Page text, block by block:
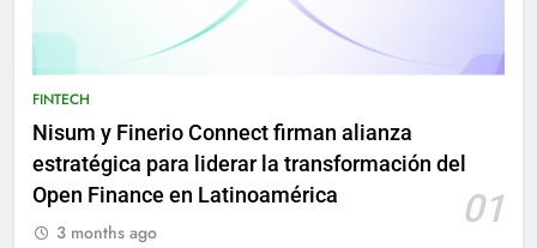
FINTECH
Nisum y Finerio Connect firman alianza
estratégica para liderar la transformación del
Open Finance en Latinoamérica
01
3 months ago